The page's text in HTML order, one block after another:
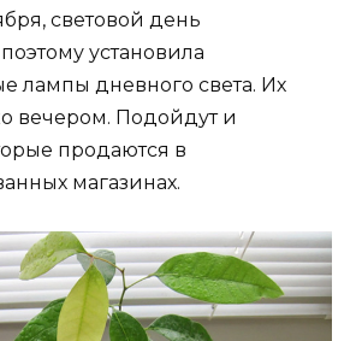
световой день
установила
лампы дневного света. Их
вечером. Подойдут и
продаются в
магазинах.